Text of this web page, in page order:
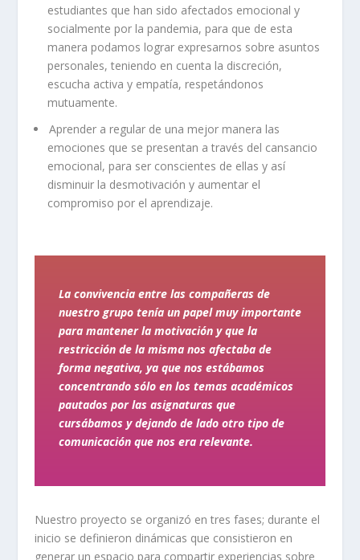
estudiantes que han sido afectados emocional y
socialmente por la pandemia, para que de esta
manera podamos lograr expresarnos sobre asuntos
personales, teniendo en cuenta la discreción,
escucha activa y empatía, respetándonos
mutuamente.
Aprender a regular de una mejor manera las
emociones que se presentan a través del cansancio
emocional, para ser conscientes de ellas y así
disminuir la desmotivación y aumentar el
compromiso por el aprendizaje.
La convivencia entre las compañeras de
nuestro grupo tenía un papel muy importante
para mantener la motivación y que la
restricción de la misma nos afectaba de
forma negativa, ya que nos estábamos
concentrando sólo en los temas académicos
pautados por las asignaturas que
cursábamos y dejando de lado otro tipo de
comunicación que nos era relevante.
Nuestro proyecto se organizó en tres fases; durante el
inicio se definieron dinámicas que consistieron en
generar un espacio para compartir experiencias sobre